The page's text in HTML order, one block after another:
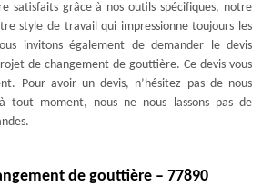
satisfaits grâce à nos outils spécifiques, notre
style de travail qui impressionne toujours les
invitons également de demander le devis
de changement de gouttière. Ce devis vous
Pour avoir un devis, n’hésitez pas de nous
tout moment, nous ne nous lassons pas de
de gouttière – 77890